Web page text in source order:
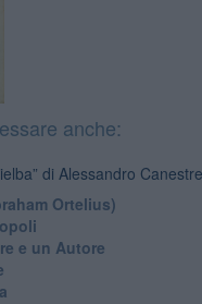
anche:
di Alessandro
Ortelius)
e un Autore